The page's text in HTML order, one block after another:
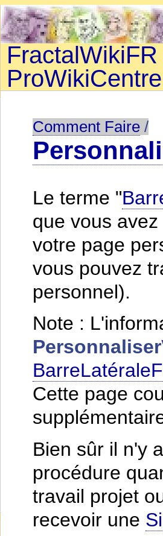
FractalWikiFR
ProWikiCentre
Comment Faire /
Le terme "
que vous
votre page
vous pouvez
personnel).
Note :
Cette page
Bien sûr il n'y
procédure
travail projet
recevoir une